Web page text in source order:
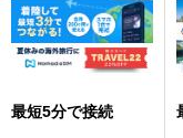
最短5分で接続